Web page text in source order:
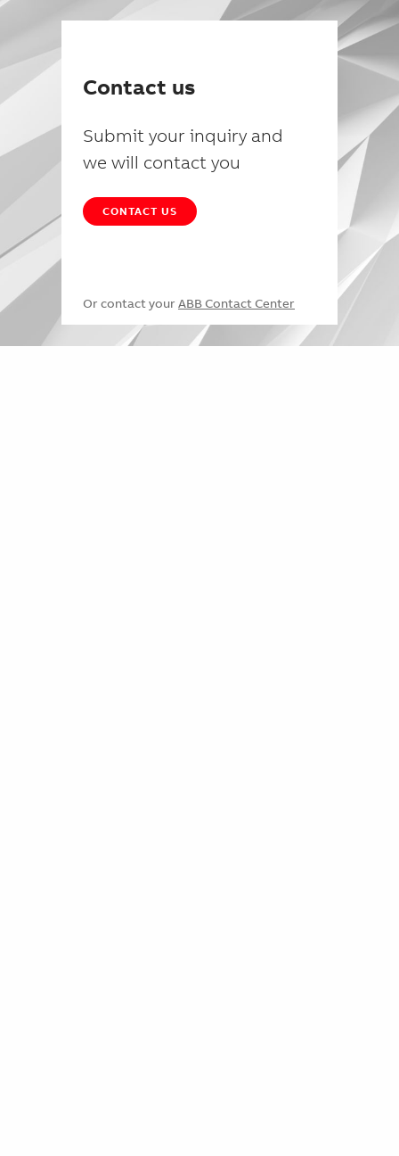
Contact us
Submit your inquiry and
we will contact you
CONTACT US
Or contact your ABB Contact Center